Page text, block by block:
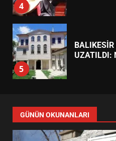
4
5
BALIKESİR
UZATILDI:
6
GÜNÜN OKUNANLARI